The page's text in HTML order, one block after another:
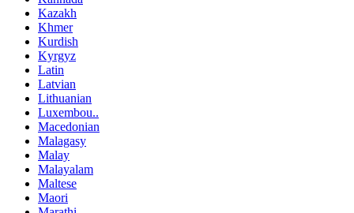
Kazakh
Khmer
Kurdish
Kyrgyz
Latin
Latvian
Lithuanian
Luxembou..
Macedonian
Malagasy
Malay
Malayalam
Maltese
Maori